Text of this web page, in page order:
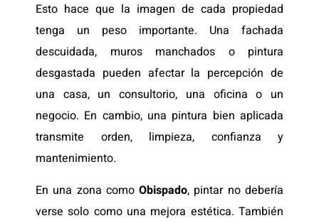
Esto hace que la imagen de cada propiedad
tenga un peso importante. Una fachada
descuidada, muros manchados o pintura
desgastada pueden afectar la percepción de
una casa, un consultorio, una oficina o un
negocio. En cambio, una pintura bien aplicada
transmite orden, limpieza, confianza y
mantenimiento.
En una zona comoObispado, pintar no debería
verse solo como una mejora estética. También